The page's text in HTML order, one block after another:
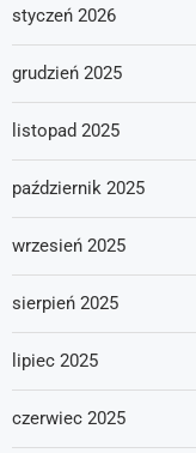
styczeń 2026
grudzień 2025
listopad 2025
październik 2025
wrzesień 2025
sierpień 2025
lipiec 2025
czerwiec 2025